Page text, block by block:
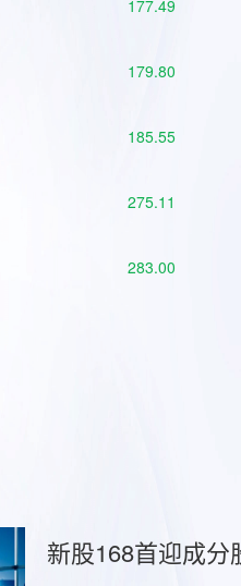
177.49
179.80
185.55
275.11
283.00
新股168首迎成